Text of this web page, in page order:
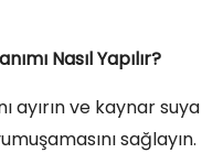
Nasıl Yapılır?
ayırın ve kaynar suya
sağlayın.